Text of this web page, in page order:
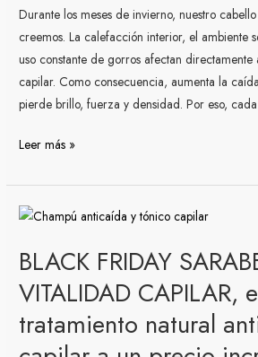
Durante los meses de invierno, nuestro
creemos. La calefacción interior, el ambiente
uso constante de gorros afectan
capilar. Como consecuencia, aumenta la
pierde brillo, fuerza y densidad. Por eso, cada
con
descuento
Leer más »
BLACK FRIDAY
VITALIDAD CAPILAR,
tratamiento natural
BLACK
SARABELL:
PACK
VITALIDAD
CAPILAR,
el